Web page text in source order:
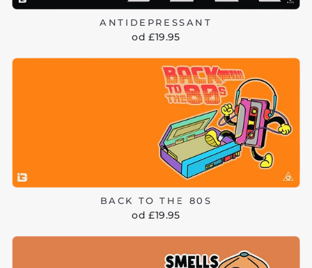
ANTIDEPRESSANT
od £19.95
BACK TO THE 80S
od £19.95